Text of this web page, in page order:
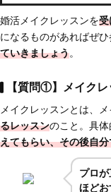
婚活メイクレッスンを受
になるものがあればぜひ
ていきましょう。
【質問①】メイク
メイクレッスンとは、
るレッスンのこと。具
えてもらい、その後自
プロ
ほどお